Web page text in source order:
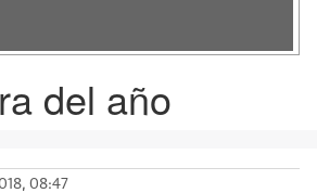
del año
08:47